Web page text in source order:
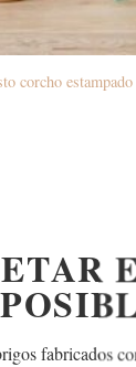
corcho estampado